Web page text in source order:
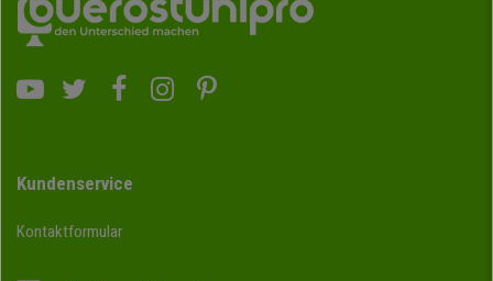
Kundenservice
Kontaktformular